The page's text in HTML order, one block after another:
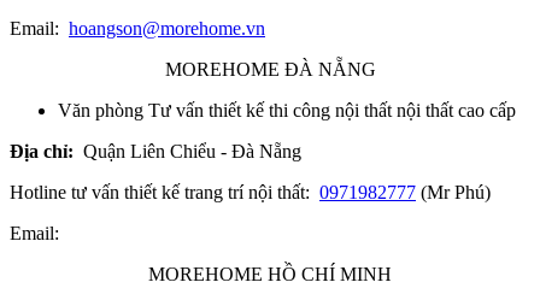
Email: hoangson@morehome.vn
MOREHOME ĐÀ NẴNG
Văn phòng Tư vấn thiết kế thi công nội thất nội thất cao cấp
Địa chỉ: Quận Liên Chiểu - Đà Nẵng
Hotline tư vấn thiết kế trang trí nội thất: 0971982777 (Mr Phú)
Email:
MOREHOME HỒ CHÍ MINH